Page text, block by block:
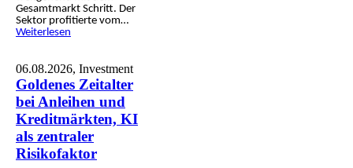
Gesamt­markt Schritt. Der
Sektor profi­tierte vom…
Weiterlesen
06.08.2026, Investment
Goldenes Zeitalter
bei Anleihen und
Kreditmärkten, KI
als zentraler
Risikofaktor